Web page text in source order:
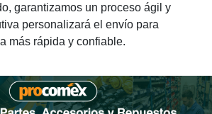
garantizamos un proceso ágil y
personalizará el envío para
más rápida y confiable.